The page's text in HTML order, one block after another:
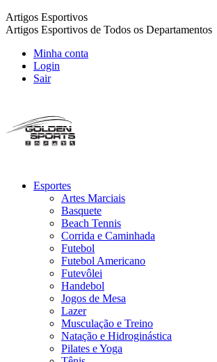
Artigos Esportivos
Artigos Esportivos de Todos os Departamentos
Minha conta
Login
Sair
Esportes
Artes Marciais
Basquete
Beach Tennis
Corrida e Caminhada
Futebol
Futebol Americano
Futevôlei
Handebol
Jogos de Mesa
Lazer
Musculação e Treino
Natação e Hidroginástica
Pilates e Yoga